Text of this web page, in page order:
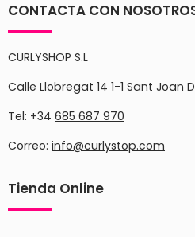
CONTACTA CON
CURLYSHOP S.L
Calle Llobregat 14 1-1 Sant Joan
Tel: +34 685 687 970
Correo: info@curlystop.com
Tienda Online